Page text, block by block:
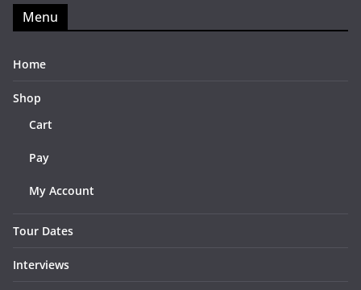
Menu
Home
Shop
Cart
Pay
My Account
Tour Dates
Interviews